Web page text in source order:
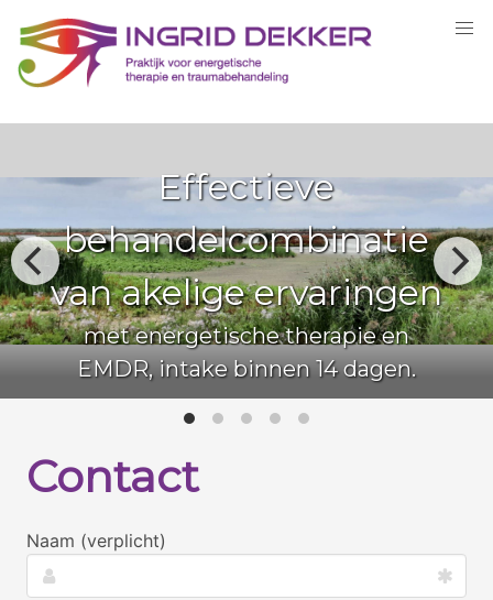
en
Ziekte en
vanuit
Heling van je
Contact
Naam (verplicht)